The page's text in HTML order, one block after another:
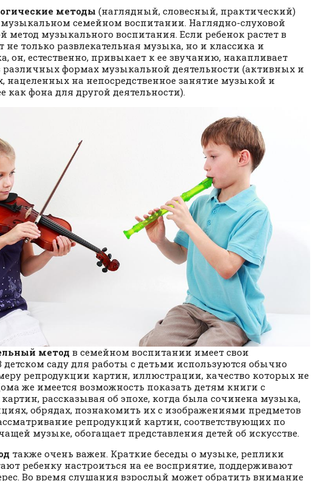
методы (наглядный, словесный, практический)
семейном воспитании. Наглядно-слуховой
метод музыкального воспитания. Если ребенок растет в
не только развлекательная музыка, но и классика и
он, естественно, привыкает к ее звучанию, накапливает
различных формах музыкальной деятельности (активных и
нацеленных на непосредственное занятие музыкой и
как фона для другой деятельности).
метод в семейном воспитании имеет свои
детском саду для работы с детьми используются обычно
репродукции картин, иллюстрации, качество которых не
же имеется возможность показать детям книги с
рассказывая об эпохе, когда была сочинена музыка,
обрядах, познакомить их с изображениями предметов
репродукций картин, соответствующих по
музыке, обогащает представления детей об искусстве.
также очень важен. Краткие беседы о музыке, реплики
ребенку настроиться на ее восприятие, поддерживают
Во время слушания взрослый может обратить внимание